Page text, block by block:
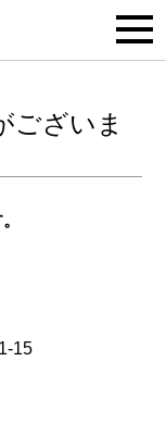
ございま
15